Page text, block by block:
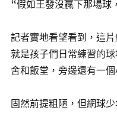
“假如王發沒贏下那場球
記者實地看望看到，這
就是孩子們日常練習的
舍和飯堂，旁邊還有一個
固然前提粗陋，但網球